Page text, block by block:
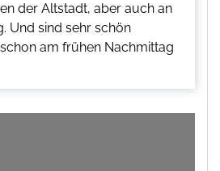
der Altstadt, aber auch an
Und sind sehr schön
am frühen Nachmittag